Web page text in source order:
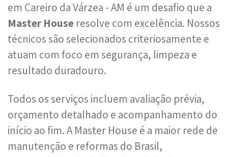
em Careiro da Várzea - AM é um desafio que a
Master House resolve com excelência. Nossos
técnicos são selecionados criteriosamente e
atuam com foco em segurança, limpeza e
resultado duradouro.
Todos os serviços incluem avaliação prévia,
orçamento detalhado e acompanhamento do
início ao fim. A Master House é a maior rede de
manutenção e reformas do Brasil,